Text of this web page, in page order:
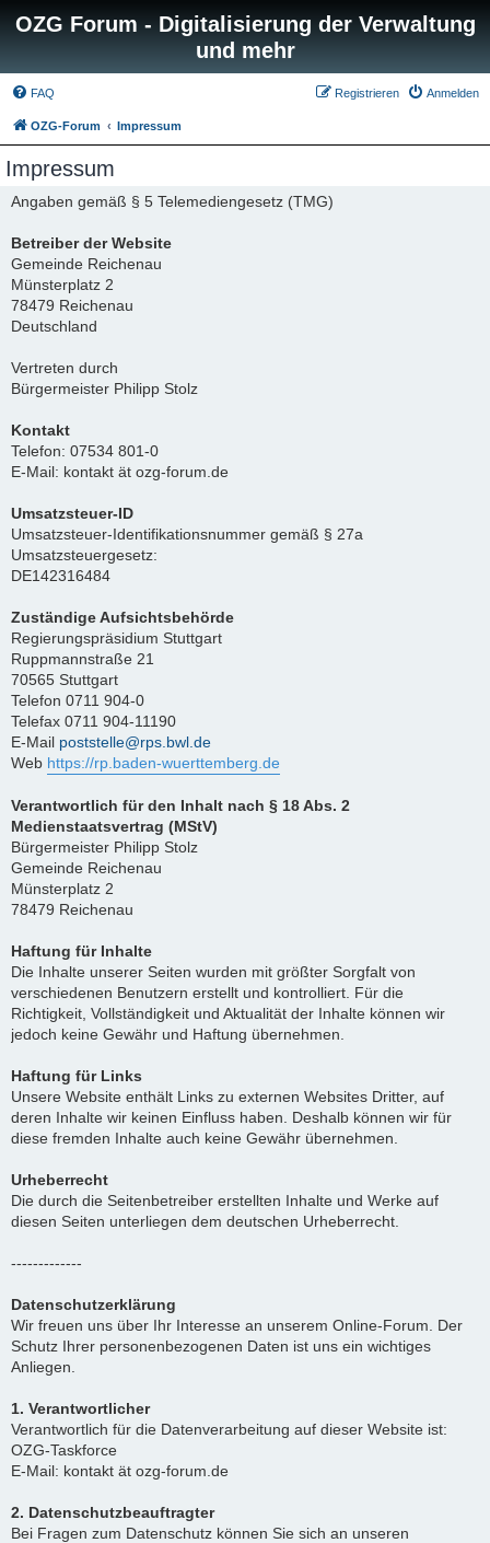
OZG Forum - Digitalisierung der Verwaltung
und mehr
FAQ Anmelden
Registrieren
OZG-Forum Impressum
Impressum
Angaben gemäß § 5 Telemediengesetz (TMG)
Betreiber der Website
Gemeinde Reichenau
Münsterplatz 2
78479 Reichenau
Deutschland
Vertreten durch
Bürgermeister Philipp Stolz
Kontakt
Telefon: 07534 801-0
E-Mail: kontakt ät ozg-forum.de
Umsatzsteuer-ID
Umsatzsteuer-Identifikationsnummer gemäß § 27a
Umsatzsteuergesetz:
DE142316484
Zuständige Aufsichtsbehörde
Regierungspräsidium Stuttgart
Ruppmannstraße 21
70565 Stuttgart
Telefon 0711 904-0
Telefax 0711 904-11190
E-Mail poststelle@rps.bwl.de
Web https://rp.baden-wuerttemberg.de
Verantwortlich für den Inhalt nach § 18 Abs. 2
Medienstaatsvertrag (MStV)
Bürgermeister Philipp Stolz
Gemeinde Reichenau
Münsterplatz 2
78479 Reichenau
Haftung für Inhalte
Die Inhalte unserer Seiten wurden mit größter Sorgfalt von
verschiedenen Benutzern erstellt und kontrolliert. Für die
Richtigkeit, Vollständigkeit und Aktualität der Inhalte können wir
jedoch keine Gewähr und Haftung übernehmen.
Haftung für Links
Unsere Website enthält Links zu externen Websites Dritter, auf
deren Inhalte wir keinen Einfluss haben. Deshalb können wir für
diese fremden Inhalte auch keine Gewähr übernehmen.
Urheberrecht
Die durch die Seitenbetreiber erstellten Inhalte und Werke auf
diesen Seiten unterliegen dem deutschen Urheberrecht.
-------------
Datenschutzerklärung
Wir freuen uns über Ihr Interesse an unserem Online-Forum. Der
Schutz Ihrer personenbezogenen Daten ist uns ein wichtiges
Anliegen.
1. Verantwortlicher
Verantwortlich für die Datenverarbeitung auf dieser Website ist:
OZG-Taskforce
E-Mail: kontakt ät ozg-forum.de
2. Datenschutzbeauftragter
Bei Fragen zum Datenschutz können Sie sich an unseren